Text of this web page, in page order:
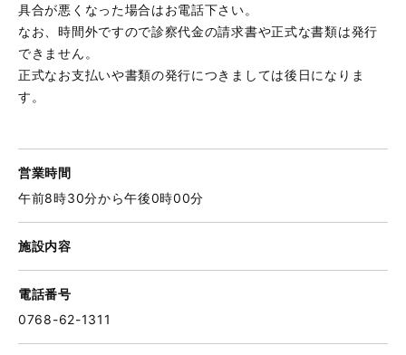
具合が悪くなった場合はお電話下さい。
なお、時間外ですので診察代金の請求書や正式な書類は発行
できません。
正式なお支払いや書類の発行につきましては後日になりま
す。
営業時間
午前8時30分から午後0時00分
施設内容
電話番号
0768-62-1311